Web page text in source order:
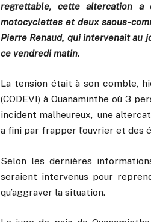
regrettable, cette altercation
motocyclettes et deux saous-
Pierre Renaud, qui intervenait au
ce vendredi matin.
La tension était à son comble,
(CODEVI) à Ouanaminthe où 3
incident malheureux, une
a fini par frapper l’ouvrier et des
Selon les dernières
seraient intervenus pour
qu’aggraver la situation.